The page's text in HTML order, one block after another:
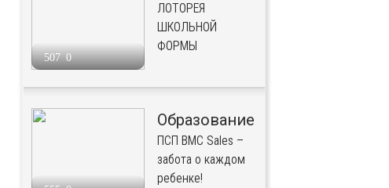
507 0
ЛОТОРЕЯ
ШКОЛЬНОЙ
ФОРМЫ
Образование
ПСП BMC Sales –
забота о каждом
ребенке!